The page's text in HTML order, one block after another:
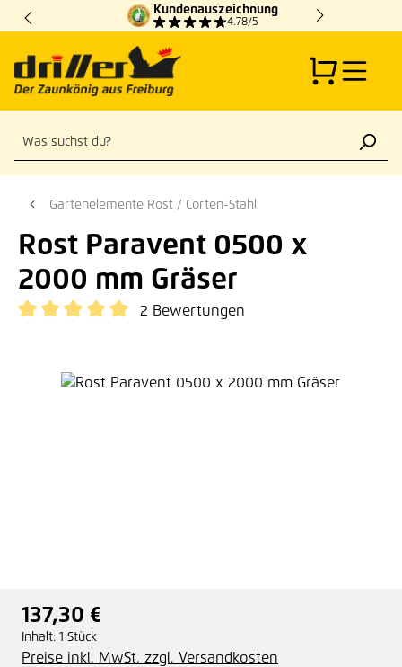
Zum Hauptinhalt springen
Kundenauszeichnung
4.78/5
Gartenelemente Rost / Corten-Stahl
Rost Paravent 0500 x
2000 mm Gräser
2 Bewertungen
Bildergalerie überspringen
Regulärer Preis:
137,30 €
Inhalt: 1 Stück
Preise inkl. MwSt. zzgl. Versandkosten